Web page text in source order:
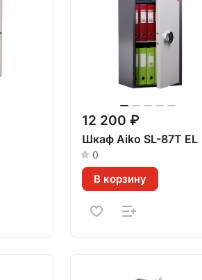
12 200 ₽
Шкаф Aiko SL-87Т EL
0
В корзину